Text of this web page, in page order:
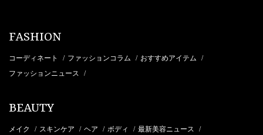
FASHION
コーディネート / ファッションコラム / おすすめアイテム /
ファッションニュース /
BEAUTY
メイク / スキンケア / ヘア / ボディ / 最新美容ニュース /